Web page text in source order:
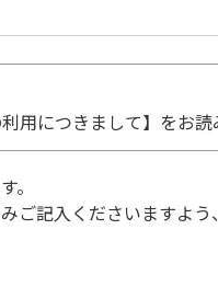
用につきまして】をお読
。
ご記入くださいますよ